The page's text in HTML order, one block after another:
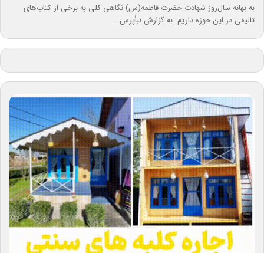
به بهانه سال‌روز شهادت حضرت فاطمه(س) نگاهی کلی به برخی از کتاب‌های
تالیفی در این حوزه داریم. به گزارش نبأپرس،…